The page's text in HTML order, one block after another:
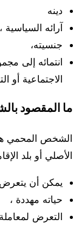
دينه
آرائه السياسية ،
جنسيته،
انتمائه إلى
الاجتماعية أو
ما المقصود
الشخص المحمي
الأصلي أو بلد
يمكن أن يتعرض
حياته مهددة ،
التعرض